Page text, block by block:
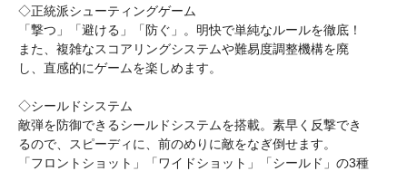
◇正統派シューティングゲーム
「撃つ」「避ける」「防ぐ」。明快で単純なルールを徹底！
また、複雑なスコアリングシステムや難易度調整機構を廃
し、直感的にゲームを楽しめます。
◇シールドシステム
敵弾を防御できるシールドシステムを搭載。素早く反撃でき
るので、スピーディに、前のめりに敵をなぎ倒せます。
「フロントショット」「ワイドショット」「シールド」の3種